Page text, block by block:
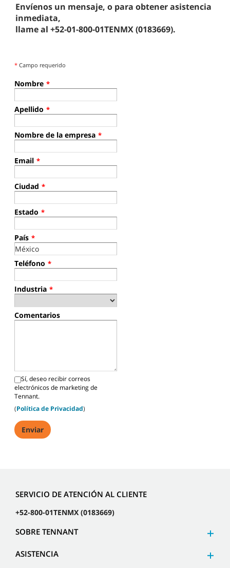
Envíenos un mensaje, o para obtener asistencia
inmediata,
llame al +52-01-800-01TENMX (0183669).
* Campo requerido
Nombre *
Apellido *
Nombre de la empresa *
Email *
Ciudad *
Estado *
País *
Teléfono *
Industria *
Comentarios
Sí, deseo recibir correos
electrónicos de marketing de
Tennant.
(Política de Privacidad)
SERVICIO DE ATENCIÓN AL CLIENTE
+52-800-01TENMX (0183669)
SOBRE TENNANT
ASISTENCIA